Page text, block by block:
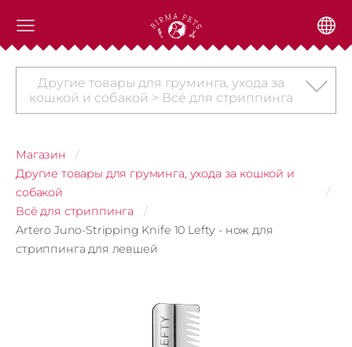
Другие товары для груминга, ухода за
кошкой и собакой > Всё для стриппинга
Магазин
Другие товары для груминга, ухода за кошкой и
собакой
Всё для стриппинга
Artero Juno-Stripping Knife 10 Lefty - нож для
стриппинга для левшей